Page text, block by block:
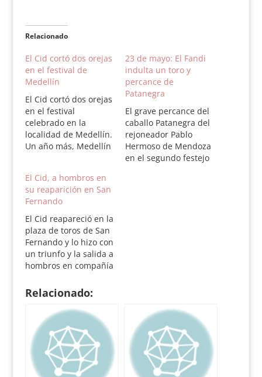
Relacionado
El Cid cortó dos orejas
en el festival de
Medellín
El Cid cortó dos orejas
en el festival
celebrado en la
localidad de Medellín.
Un año más, Medellín
taurino, en el que
más de tres cuartos
de plaza alumbraron
con farolillos el paso
de La Macarena a
hombros de los
toreros. El buen
juego…
23 de mayo: El Fandi
indulta un toro y
percance de
Patanegra
El grave percance del
caballo Patanegra del
rejoneador Pablo
Hermoso de Mendoza
en el segundo festejo
El Cid, a hombros en
su reaparición en San
Fernando
El Cid reapareció en la
plaza de toros de San
Fernando y lo hizo con
un triunfo y la salida a
hombros en compañía
espada local
Benjamín Gómez. El
de Salteras superó la
prueba de torear con
los puntos de la
cornada de
Pamplona. Tres
cuartos de plaza.…
Relacionado: